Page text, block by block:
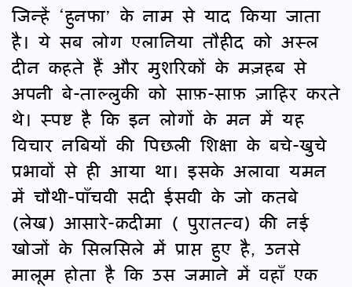
जिन्हें ‘हुनफा’ के नाम से याद किया जाता
है। ये सब लोग एलानिया तौहीद को अस्ल
दीन कहते हैं और मुशरिकों के मज़हब से
अपनी बे-ताल्लुकी को साफ़-साफ़ ज़ाहिर करते
थे। स्पष्ट है कि इन लोगों के मन में यह
विचार नबियों की पिछली शिक्षा के बचे-खुचे
प्रभावों से ही आया था। इसके अलावा यमन
में चौथी-पाँचवी सदी ईसवी के जो कतबे
(लेख) आसारे-क़दीमा ( पुरातत्व) की नई
खोजों के सिलसिले में प्राप्त हुए है, उनसे
मालूम होता है कि उस जमाने में वहाँ एक